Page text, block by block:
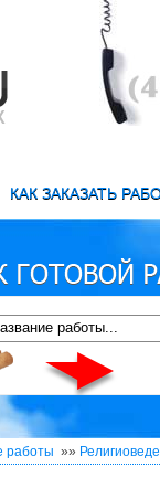
КАК ЗАКАЗАТЬ
работы »»